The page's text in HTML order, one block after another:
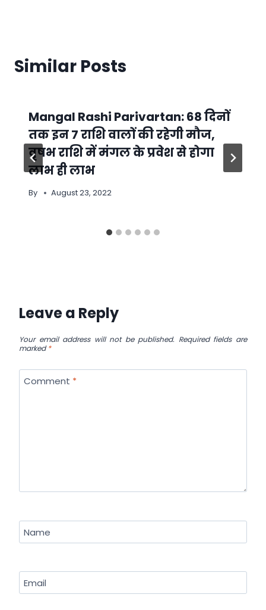
Similar Posts
Mangal Rashi Parivartan: 68 दिनों
तक इन 7 राशि वालों की रहेगी मौज,
वृषभ राशि में मंगल के प्रवेश से होगा
लाभ ही लाभ
By August 23, 2022
Leave a Reply
Your email address will not be published. Required fields are
marked*
Comment *
Name
Email